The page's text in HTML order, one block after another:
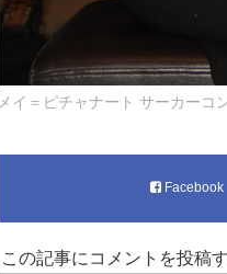
メイ＝ピチャナート サーカー
Facebook